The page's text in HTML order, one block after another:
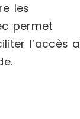
les
permet
l’accès